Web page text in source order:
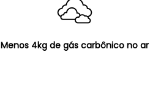
Menos 4kg de gás carbônico no ar